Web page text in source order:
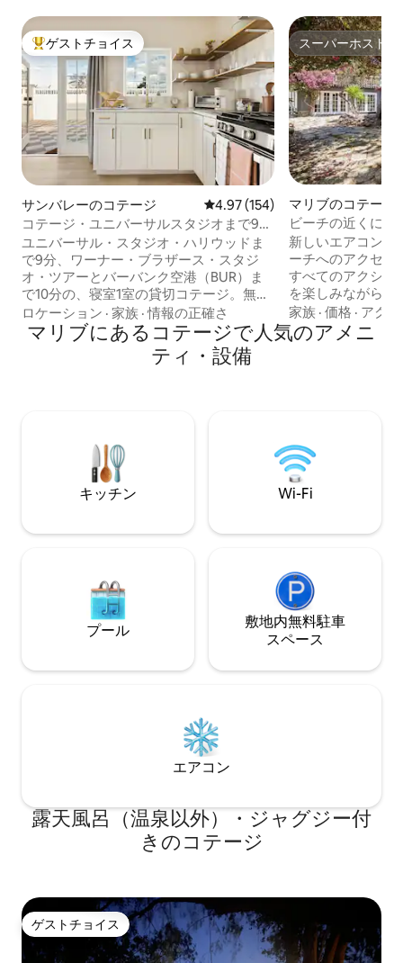
大好評のゲストチョイスです。
ゲストチョイス
サンバレーのコテージ レビュー154件、5つ星中4.97つ
4.97 (154)
コテージ・ユニバーサルスタジオまで9
分・無料駐車場
ユニバーサル・スタジオ・ハリウッドま
で9分、ワーナー・ブラザース・スタジ
オ・ツアーとバーバンク空港（BUR）ま
で10分の、寝室1室の貸切コテージ。無料
駐車場、515 Mbps Wi-Fi、セントラル空
調、セルフチェックイン、ストリングラ
イト付きの専用パティオを完備していま
ルニア州立大学ノースリッジ校
（CSUN）、カリフォルニア大学ロサンゼ
ルス校（UCLA）での卒業式の週末。 静
かな住宅街にあり、ハリウッド並みの高
ンゼルスの人気観光スポットへ素早くア
ロケーション · 家族 ·情報の正確さ
スーパーホスト
スーパーホスト
マリブのコテージ
ビーチの近くに
ン・コテージ！
新しいエアコン！
ーチへのアクセス
すべてのアクショ
を楽しみながら、
めることができま
はすべて揃ってい
ーム。 LGキッチ
ス、マリブカント
プ、食料品店/酒
名なカントリーマ
家族 ·価格 · アク
マリブにあるコテージで人気のアメニ
ティ・設備
キッチン Wi-Fi
プール
敷地内無料駐⁠車
ス⁠ペ⁠ー⁠ス
エアコン
露天風呂（温泉以外）・ジャグジー付
きのコテージ
ゲストチョイス
ゲストチョイス